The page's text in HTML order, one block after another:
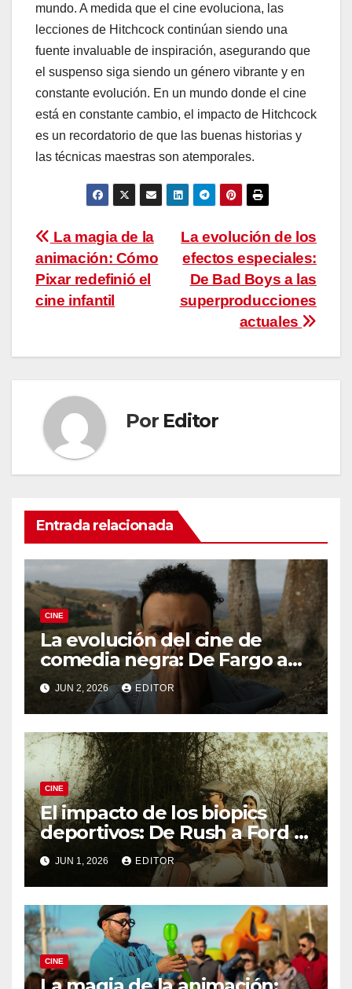
mundo. A medida que el cine evoluciona, las
lecciones de Hitchcock continúan siendo una
fuente invaluable de inspiración, asegurando que
el suspenso siga siendo un género vibrante y en
constante evolución. En un mundo donde el cine
está en constante cambio, el impacto de Hitchcock
es un recordatorio de que las buenas historias y
las técnicas maestras son atemporales.
Navegación
de
entradas
La evolución de los
efectos especiales:
De Bad Boys a las
superproducciones
actuales
La magia de la
animación: Cómo
Pixar redefinió el
cine infantil
Por Editor
Entrada relacionada
CINE
La evolución del cine de
comedia negra: De Fargo a
Knives Out
JUN 2, 2026 EDITOR
CINE
El impacto de los biopics
deportivos: De Rush a Ford v
Ferrari
JUN 1, 2026 EDITOR
CINE